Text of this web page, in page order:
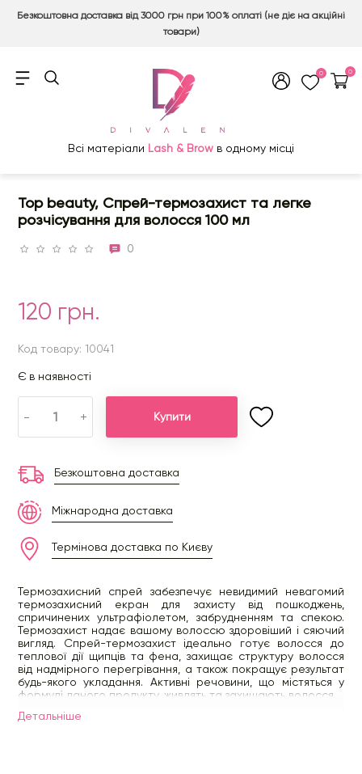
Безкоштовна доставка від 3000 грн при 100% оплаті (не діє на акційні
товари)
0 0
Всі матеріали Lash & Brow в одному місці
Top beauty, Спрей-термозахист та легке
розчісування для волосся 100 мл
0
120 грн.
Код товару: 10041
Є в наявності
- + Купити
Безкоштовна доставка
Міжнародна доставка
Термінова доставка по Києву
Термозахисний спрей забезпечує невидимий невагомий
термозахисний екран для захисту від пошкоджень,
спричинених ультрафіолетом, забрудненням та спекою.
Термозахист надає вашому волоссю здоровіший і сяючий
вигляд. Спрей-термозахист ідеально готує волосся до
теплової дії щипців та фена, захищає структуру волосся
від надмірного перегрівання, а також покращує результат
будь-якого укладання. Активні речовини, що містяться у
формулі даного продукту, живлять та захищають волосся.
Детальнiше